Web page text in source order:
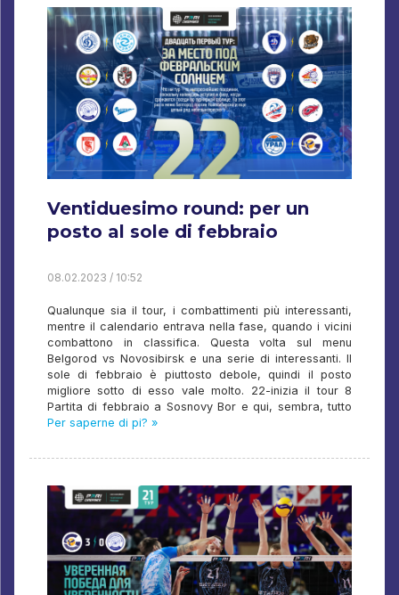
Ventiduesimo round: per un
posto al sole di febbraio
08.02.2023 / 10:52
Qualunque sia il tour, i combattimenti più interessanti,
mentre il calendario entrava nella fase, quando i vicini
combattono in classifica. Questa volta sul menu
Belgorod vs Novosibirsk e una serie di interessanti. Il
sole di febbraio è piuttosto debole, quindi il posto
migliore sotto di esso vale molto. 22-inizia il tour 8
Partita di febbraio a Sosnovy Bor e qui, sembra, tutto
Per saperne di pi? »